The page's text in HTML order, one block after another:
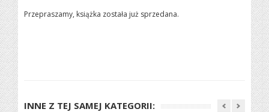
Przepraszamy, książka została już sprzedana.
INNE Z TEJ SAMEJ KATEGORII: